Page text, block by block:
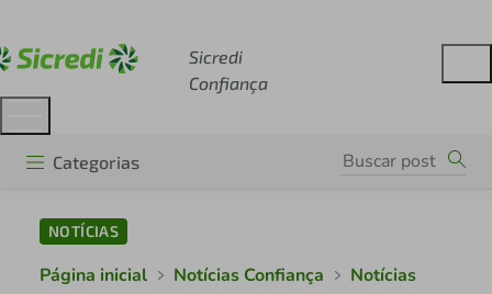
Sicredi
Confiança
Categorias
NOTÍCIAS
Página inicial Notícias Confiança Notícias